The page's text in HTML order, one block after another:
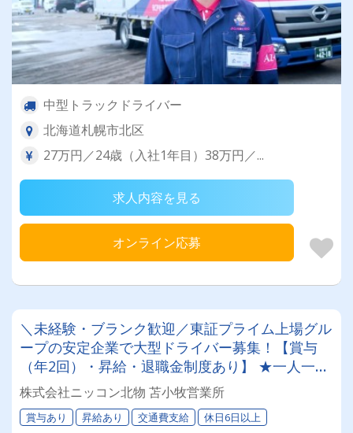
中型トラックドライバー
北海道札幌市北区
27万円／24歳（入社1年目）38万円／...
求人内容を見る
オンライン応募
＼未経験・ブランク歓迎／東証プライム上場グル
ープの安定企業で大型ドライバー募集！【賞与
（年2回）・昇給・退職金制度あり】 ★一人一台
の専属車両★無事故等で月給2万円UPのチャンス
◎★資格取得支援制度★希望休＆育休実績あり！
女性ドライバーも活躍中の働きやすい職場です♪
株式会社ニッコン北物 苫小牧営業所
賞与あり 昇給あり 交通費支給 休日6日以上